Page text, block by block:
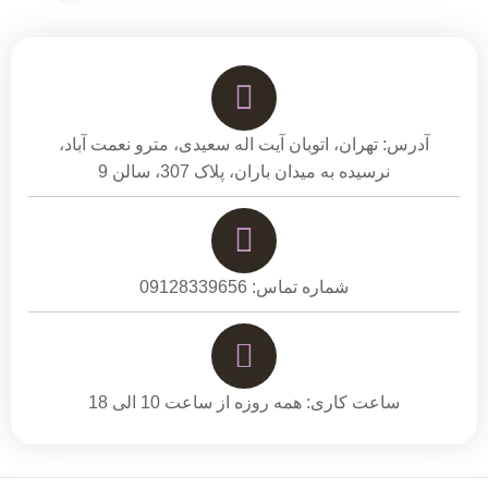
آدرس: تهران، اتوبان آیت اله سعیدی، مترو نعمت آباد،
نرسیده به میدان باران، پلاک 307، سالن 9
شماره تماس: 09128339656
ساعت کاری: همه روزه از ساعت 10 الی 18